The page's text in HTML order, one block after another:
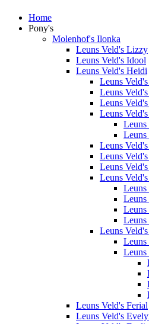
Home
Pony's
Molenhof's Ilonka
Leuns Veld's Lizzy
Leuns Veld's Idool
Leuns Veld's Heidi
Leuns
Leuns
Leuns
Leuns
Leuns
Leuns
Leuns
Leuns
Leuns
Leuns
Leuns
Leuns
Leuns
Leuns
Leuns
Leuns
Leuns Veld's Ferial
Leuns Veld's